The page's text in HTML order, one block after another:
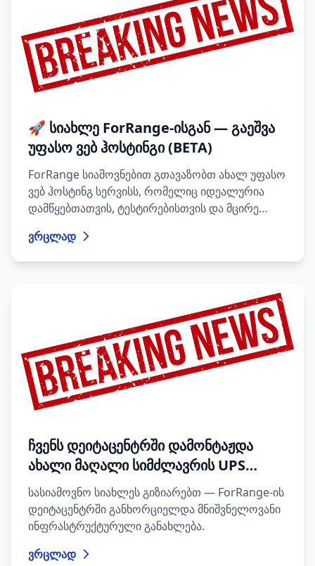
🚀 სიახლე ForRange-ისგან — გაეშვა
უფასო ვებ ჰოსტინგი (BETA)
ForRange სიამოვნებით გთავაზობთ ახალ უფასო
ვებ ჰოსტინგ სერვისს, რომელიც იდეალურია
დამწყებთათვის, ტესტირებისთვის და მცირე
ახალი სატესტო სარეგისტრაციო ფორმა (BETA
ბილინგ სისტემა), სადაც მომხმარებლებს
ვრცლად
ჩვენს დეიტაცენტრში დამონტაჟდა
ახალი მაღალი სიმძლავრის UPS
სისტემები
სასიამოვნო სიახლეს გიზიარებთ — ForRange-ის
დეიტაცენტრში განხორციელდა მნიშვნელოვანი
ინფრასტრუქტურული განახლება.
ვრცლად